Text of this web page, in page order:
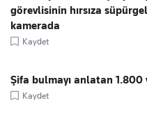
görevlisinin hırsıza
kamerada
Kaydet
Şifa bulmayı anlatan 1.800
Kaydet